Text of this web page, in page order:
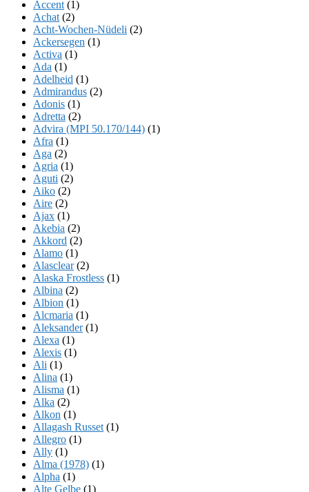
Accent (1)
Achat (2)
Acht-Wochen-Nüdeli (2)
Ackersegen (1)
Activa (1)
Ada (1)
Adelheid (1)
Admirandus (2)
Adonis (1)
Adretta (2)
Advira (MPI 50.170/144) (1)
Afra (1)
Aga (2)
Agria (1)
Aguti (2)
Aiko (2)
Aire (2)
Ajax (1)
Akebia (2)
Akkord (2)
Alamo (1)
Alasclear(2)
Alaska Frostless (1)
Albina (2)
Albion (1)
Alcmaria (1)
Aleksander(1)
Alexa (1)
Alexis (1)
Ali (1)
Alina (1)
Alisma (1)
Alka (2)
Alkon (1)
Allagash Russet (1)
Allegro (1)
Ally (1)
Alma (1978) (1)
Alpha (1)
Alte Gelbe (1)